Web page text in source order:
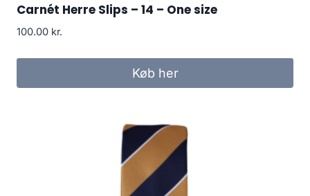
Carnét Herre Slips – 14 – One size
100.00 kr.
Køb her